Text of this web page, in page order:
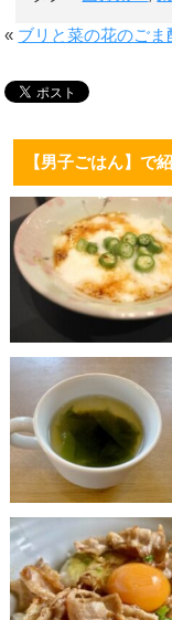
« ブリと菜の花のごま
【男子ごはん】で